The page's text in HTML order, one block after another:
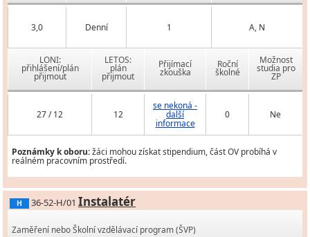
3,0 Denní 1 A, N
LONI:
přihlášení/plán
přijmout
LETOS:
plán
přijmout
Přijímací
zkouška
Roční
školné
Možnost
studia pro
ZP
27 / 12 12
se nekoná -
další
informace
0 Ne
Poznámky k oboru:žáci mohou získat stipendium, část OV probíhá v
reálném pracovním prostředí.
H 36-52-H/01 Instalatér
Zaměření nebo Školní vzdělávací program (ŠVP)